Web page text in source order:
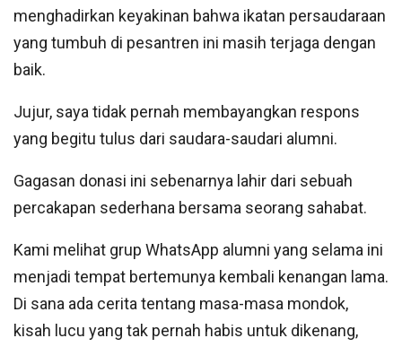
menghadirkan keyakinan bahwa ikatan persaudaraan
yang tumbuh di pesantren ini masih terjaga dengan
baik.
Jujur, saya tidak pernah membayangkan respons
yang begitu tulus dari saudara-saudari alumni.
Gagasan donasi ini sebenarnya lahir dari sebuah
percakapan sederhana bersama seorang sahabat.
Kami melihat grup WhatsApp alumni yang selama ini
menjadi tempat bertemunya kembali kenangan lama.
Di sana ada cerita tentang masa-masa mondok,
kisah lucu yang tak pernah habis untuk dikenang,